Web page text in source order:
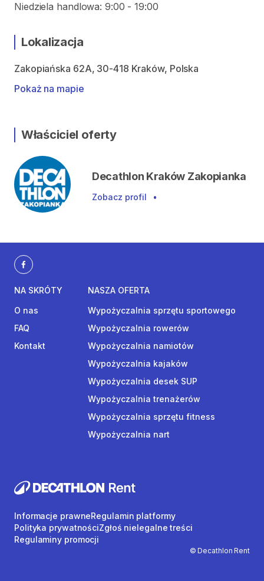
Niedziela handlowa: 9:00 - 19:00
Lokalizacja
Zakopiańska 62A, 30-418 Kraków, Polska
Pokaż na mapie
Właściciel oferty
Decathlon Kraków Zakopianka
Zobacz profil •
NA SKRÓTY
O nas
FAQ
Kontakt
NASZA OFERTA
Wypożyczalnia sprzętu sportowego
Wypożyczalnia rowerów
Wypożyczalnia namiotów
Wypożyczalnia kajaków
Wypożyczalnia desek SUP
Wypożyczalnia trenażerów
Wypożyczalnia sprzętu fitness
Wypożyczalnia nart
© Decathlon Rent
Informacje prawneRegulamin platformy
Polityka prywatnościZgłoś nielegalne treści
Regulaminy promocji